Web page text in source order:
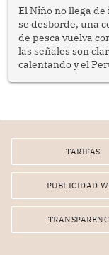
El Niño no llega
se desborde, una
de pesca vuelva
las señales son
calentando y el
TARIFAS
PUBLICIDAD